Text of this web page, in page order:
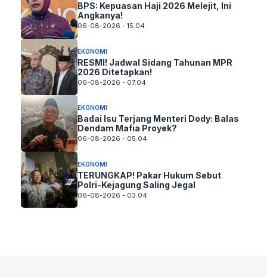
BPS: Kepuasan Haji 2026 Melejit, Ini
Angkanya!
06-08-2026 - 15.04
EKONOMI
RESMI! Jadwal Sidang Tahunan MPR
2026 Ditetapkan!
06-08-2026 - 07.04
EKONOMI
Badai Isu Terjang Menteri Dody: Balas
Dendam Mafia Proyek?
06-08-2026 - 05.04
EKONOMI
TERUNGKAP! Pakar Hukum Sebut
Polri-Kejagung Saling Jegal
06-08-2026 - 03.04